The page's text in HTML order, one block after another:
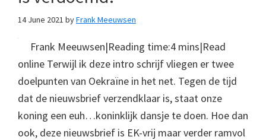
14 June 2021 byFrank Meeuwsen
Frank Meeuwsen|Reading time:4 mins|Read
online Terwijl ik deze intro schrijf vliegen er twee
doelpunten van Oekraïne in het net. Tegen de tijd
dat de nieuwsbrief verzendklaar is, staat onze
koning een euh…koninklijk dansje te doen. Hoe dan
ook, deze nieuwsbrief is EK-vrij maar verder ramvol